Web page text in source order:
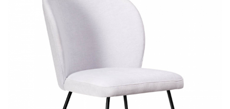
Covoare dormitor
Console dormitor
Fotolii dormitor
Mobila dining
Console extensibile